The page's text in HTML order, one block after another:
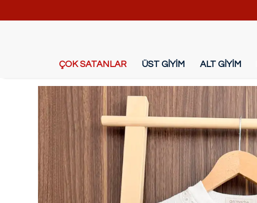
ÇOK SATANLAR ÜST GİYİM ALT GİYİM